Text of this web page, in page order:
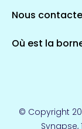
Nous
Où est la
© Copyright
Synapse,